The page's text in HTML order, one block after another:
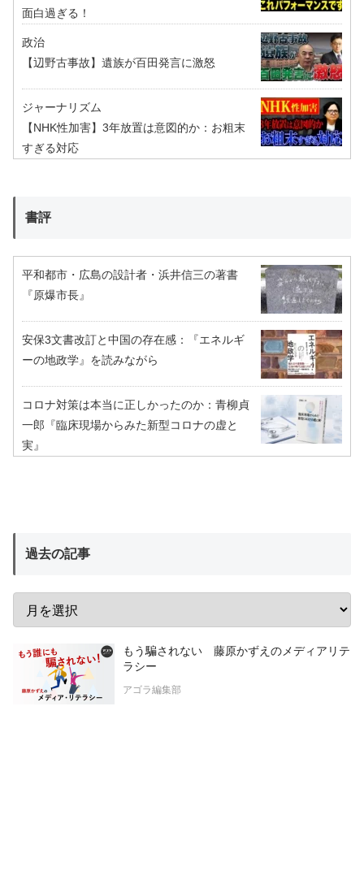
面白過ぎる！
政治
【辺野古事故】遺族が百田発言に激怒
ジャーナリズム
【NHK性加害】3年放置は意図的か：お粗末
すぎる対応
書評
平和都市・広島の設計者・浜井信三の著書
『原爆市長』
安保3文書改訂と中国の存在感：『エネルギ
ーの地政学』を読みながら
コロナ対策は本当に正しかったのか：青柳貞
一郎『臨床現場からみた新型コロナの虚と
実』
過去の記事
もう騙されない 藤原かずえのメディアリテ
ラシー
アゴラ編集部